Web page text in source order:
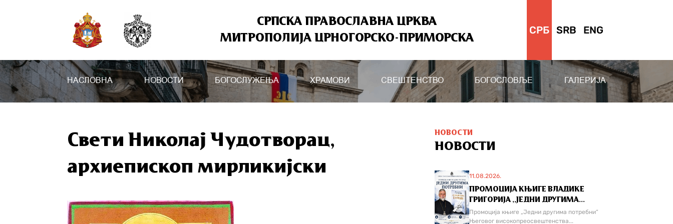
СРПСКА ПРАВОСЛАВНА ЦРКВА
МИТРОПОЛИЈА ЦРНОГОРСКО-ПРИМОРСКА
СРБ SRB ENG
НАСЛОВНА НОВОСТИ БОГОСЛУЖЕЊА ХРАМОВИ СВЕШТЕНСТВО БОГОСЛОВЉЕ ГАЛЕРИЈА
Свети Николај Чудотворац,
архиепископ мирликијски
НОВОСТИ
НОВОСТИ
11.08.2026.
ПРОМОЦИЈА КЊИГЕ ВЛАДИКЕ
ГРИГОРИЈА ,,ЈЕДНИ ДРУГИМА...
Промоција књиге „Једни другима потребни“
Његовог високопреосвештенства...